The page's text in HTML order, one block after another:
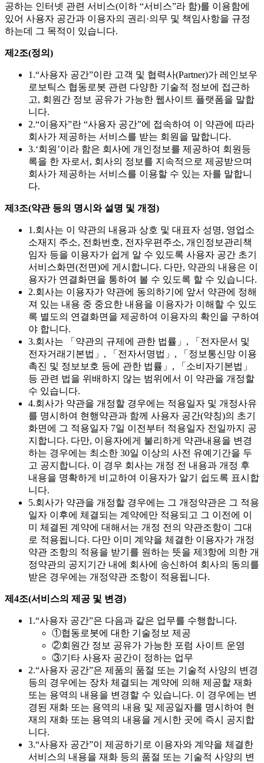
공하는 인터넷 관련 서비스(이하 “서비스”라 함)를 이용함에
있어 사용자 공간과 이용자의 권리·의무 및 책임사항을 규정
하는데 그 목적이 있습니다.
제2조(정의)
1.“사용자 공간”이란 고객 및 협력사(Partner)가 레인보우
로보틱스 협동로봇 관련 다양한 기술적 정보에 접근하
고, 회원간 정보 공유가 가능한 웹사이트 플랫폼을 말합
니다.
2.“이용자”란 “사용자 공간”에 접속하여 이 약관에 따라
회사가 제공하는 서비스를 받는 회원을 말합니다.
3.‘회원’이라 함은 회사에 개인정보를 제공하여 회원등
록을 한 자로서, 회사의 정보를 지속적으로 제공받으며
회사가 제공하는 서비스를 이용할 수 있는 자를 말합니
다.
제3조(약관 등의 명시와 설명 및 개정)
1.회사는 이 약관의 내용과 상호 및 대표자 성명, 영업소
소재지 주소, 전화번호, 전자우편주소, 개인정보관리책
임자 등을 이용자가 쉽게 알 수 있도록 사용자 공간 초기
서비스화면(전면)에 게시합니다. 다만, 약관의 내용은 이
용자가 연결화면을 통하여 볼 수 있도록 할 수 있습니다.
2.회사는 이용자가 약관에 동의하기에 앞서 약관에 정해
져 있는 내용 중 중요한 내용을 이용자가 이해할 수 있도
록 별도의 연결화면을 제공하여 이용자의 확인을 구하여
야 합니다.
3.회사는 「약관의 규제에 관한 법률」, 「전자문서 및
전자거래기본법」, 「전자서명법」, 「정보통신망 이용
촉진 및 정보보호 등에 관한 법률」, 「소비자기본법」
등 관련 법을 위배하지 않는 범위에서 이 약관을 개정할
수 있습니다.
4.회사가 약관을 개정할 경우에는 적용일자 및 개정사유
를 명시하여 현행약관과 함께 사용자 공간(약칭)의 초기
화면에 그 적용일자 7일 이전부터 적용일자 전일까지 공
지합니다. 다만, 이용자에게 불리하게 약관내용을 변경
하는 경우에는 최소한 30일 이상의 사전 유예기간을 두
고 공지합니다. 이 경우 회사는 개정 전 내용과 개정 후
내용을 명확하게 비교하여 이용자가 알기 쉽도록 표시합
니다.
5.회사가 약관을 개정할 경우에는 그 개정약관은 그 적용
일자 이후에 체결되는 계약에만 적용되고 그 이전에 이
미 체결된 계약에 대해서는 개정 전의 약관조항이 그대
로 적용됩니다. 다만 이미 계약을 체결한 이용자가 개정
약관 조항의 적용을 받기를 원하는 뜻을 제3항에 의한 개
정약관의 공지기간 내에 회사에 송신하여 회사의 동의를
받은 경우에는 개정약관 조항이 적용됩니다.
제4조(서비스의 제공 및 변경)
1.“사용자 공간”은 다음과 같은 업무를 수행합니다.
①협동로봇에 대한 기술정보 제공
②회원간 정보 공유가 가능한 포럼 사이트 운영
③기타 사용자 공간이 정하는 업무
2.“사용자 공간”은 제품의 품절 또는 기술적 사양의 변경
등의 경우에는 장차 체결되는 계약에 의해 제공할 재화
또는 용역의 내용을 변경할 수 있습니다. 이 경우에는 변
경된 재화 또는 용역의 내용 및 제공일자를 명시하여 현
재의 재화 또는 용역의 내용을 게시한 곳에 즉시 공지합
니다.
3.“사용자 공간”이 제공하기로 이용자와 계약을 체결한
서비스의 내용을 재화 등의 품절 또는 기술적 사양의 변